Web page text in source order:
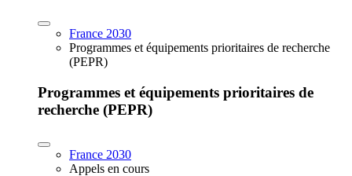
France 2030
Programmes et équipements prioritaires de recherche
(PEPR)
Programmes et équipements prioritaires de
recherche (PEPR)
France 2030
Appels en cours